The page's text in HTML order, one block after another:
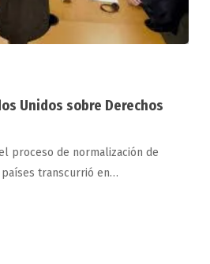
Unidos sobre Derechos
proceso de normalización de
transcurrió en…